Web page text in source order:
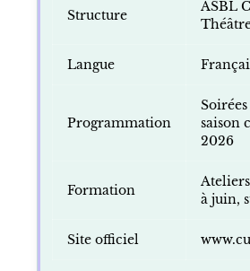
Structure
ASBL
Langue
Programmation
saison
2026
Formation
Ateliers
à juin,
Site officiel